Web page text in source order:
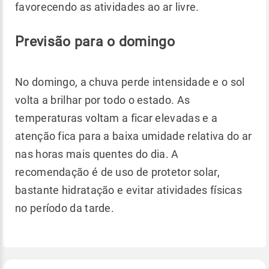
favorecendo as atividades ao ar livre.
Previsão para o domingo
No domingo, a chuva perde intensidade e o sol
volta a brilhar por todo o estado. As
temperaturas voltam a ficar elevadas e a
atenção fica para a baixa umidade relativa do ar
nas horas mais quentes do dia. A
recomendação é de uso de protetor solar,
bastante hidratação e evitar atividades físicas
no período da tarde.